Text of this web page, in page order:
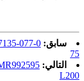
سابق:
75
التالي:
L200